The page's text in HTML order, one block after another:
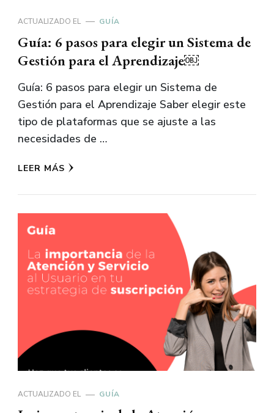
ACTUALIZADO EL GUÍA
Guía: 6 pasos para elegir un Sistema de
Gestión para el Aprendizaje￼
Guía: 6 pasos para elegir un Sistema de
Gestión para el Aprendizaje Saber elegir este
tipo de plataformas que se ajuste a las
necesidades de …
LEER MÁS
ACTUALIZADO EL GUÍA